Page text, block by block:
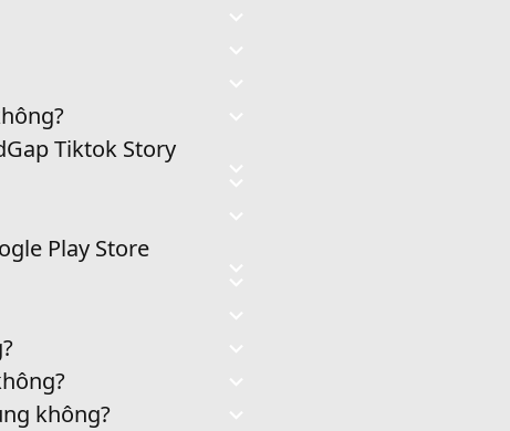
Tiktok Story
Play Store
không?